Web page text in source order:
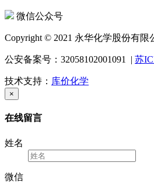
微信公众号
Copyright © 2021 永华化学股份有
公安备案号：32058102001091 | 苏
技术支持： 库价化学
×
在线留言
姓名
微信